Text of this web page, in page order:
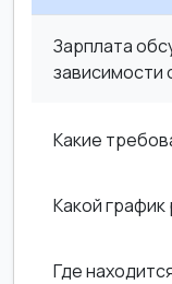
Зарплата
зависимости
Какие
Какой
Где